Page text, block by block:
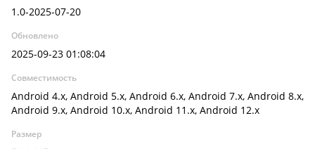
1.0-2025-07-20
Обновлено
2025-09-23 01:08:04
Совместимость
Android 4.x, Android 5.x, Android 6.x, Android 7.x, Android 8.x,
Android 9.x, Android 10.x, Android 11.x, Android 12.x
Размер